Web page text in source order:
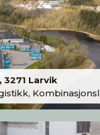
3271 Larvik
Kombinasjonslokaler